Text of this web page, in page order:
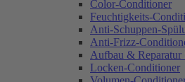
Color-Conditioner
Feuchtigkeits-
Anti-Schuppen-
Anti-Frizz-
Aufbau & Reparatur
Locken-Conditioner